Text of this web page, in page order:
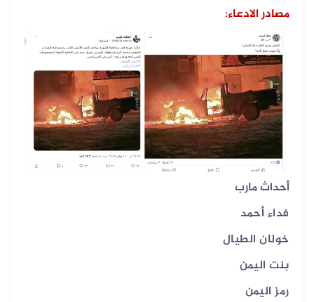
مصادر الادعاء:
أحداث مارب
فداء أحمد
خولان الطيال
بنت اليمن
رمز اليمن